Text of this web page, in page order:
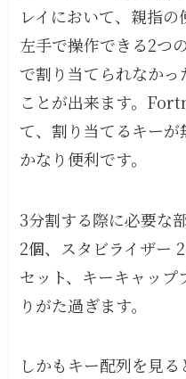
レイにおいて、親指の
左手で操作できる2つ
で割り当てられなか
ことが出来ます。
て、割り当てるキー
かなり便利です。
3分割する際に必要な
2個、スタビライザー
セット、キーキャップ
りがた過ぎます。
しかもキー配列を見